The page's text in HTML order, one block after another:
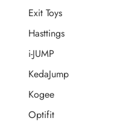
Exit Toys
Hasttings
i-JUMP
KedaJump
Kogee
Optifit